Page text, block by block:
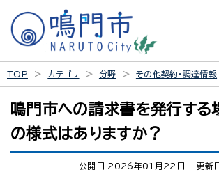
TOP カテゴリ 分野 その他契約・調達情報
鳴門市への請求書を発行する
の様式はありますか？
公開日 2026年01月22日 更新